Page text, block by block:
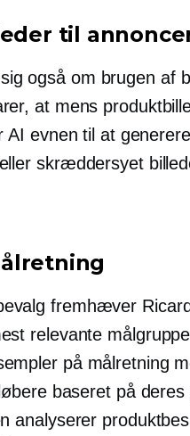
til
også om brugen af
at mens
AI evnen til at
skræddersyet
fremhæver
relevante
på målretning
baseret på
analyserer